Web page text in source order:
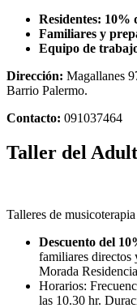
Residentes: 10%
Familiares y
Equipo de
Dirección: Magallanes
Barrio Palermo.
Contacto: 091037464
Taller del
Talleres de
Descuento del
familiares directos
Morada
Horarios:
las 10.30 hr.